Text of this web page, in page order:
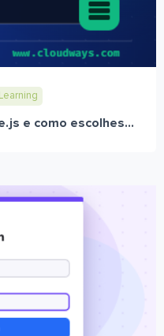
e como escolhes...